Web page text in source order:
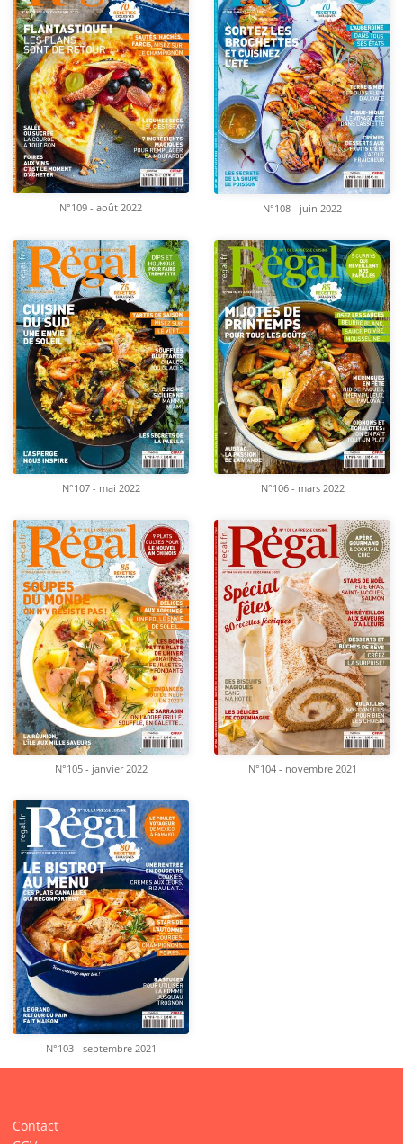
N°109 - août 2022 N°108 - juin 2022
N°107 - mai 2022 N°106 - mars 2022
N°105 - janvier 2022 N°104 - novembre 2021
N°103 - septembre 2021
Contact